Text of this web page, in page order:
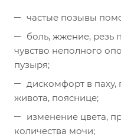
частые позывы
боль, жжение, резь
чувство неполного
пузыря;
дискомфорт в паху,
живота, пояснице;
изменение цвета,
количества мочи;